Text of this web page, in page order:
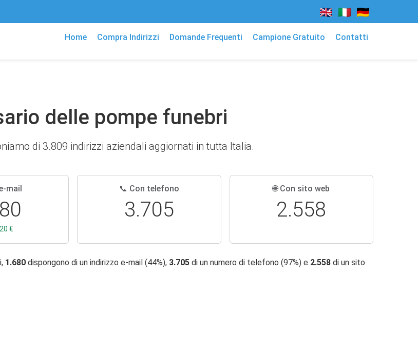
Home Compra Indirizzi Domande Frequenti Campione Gratuito Contatti
delle pompe funebri
di 3.809 indirizzi aziendali aggiornati in tutta Italia.
mail
€
📞 Con telefono
3.705
🌐 Con sito web
2.558
1.680 dispongono di un indirizzo e-mail (44%), 3.705 di un numero di telefono (97%) e 2.558 di un sito